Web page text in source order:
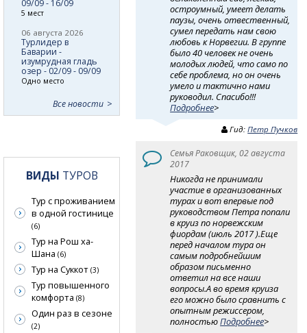
остроумный, умеет делать
паузы, очень отвественный,
сумел передать нам свою
любовь к Норвегии. В группе
было 40 человек не очень
молодых людей, что само по
себе проблема, но он очень
умело и тактично нами
руководил. Спасибо!!!
Подробнее>
Гид:Петр Пучков
Семья Раковщик, 02 августа
2017
Никогда не принимали
участие в организованных
турах и вот впервые под
руководством Петра попали
в круиз по норвежским
фиордам (июль 2017 ).Еще
перед началом тура он
самым подробнейшим
образом письменно
ответил на все наши
вопросы.А во время круиза
его можно было сравнить с
опытным режиссером,
полностьюПодробнее>
09/09 - 16/09
5 мест
06 августа 2026
Турлидер в
Баварии -
изумрудная гладь
озер - 02/09 - 09/09
Одно место
Все новости
ВИДЫ ТУРОВ
Тур с проживанием
в одной гостинице
(6)
Тур на Рош ха-
Шана (6)
Тур на Суккот (3)
Тур повышенного
комфорта (8)
Один раз в сезоне
(2)